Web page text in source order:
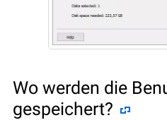
Wo werden die
gespeichert?